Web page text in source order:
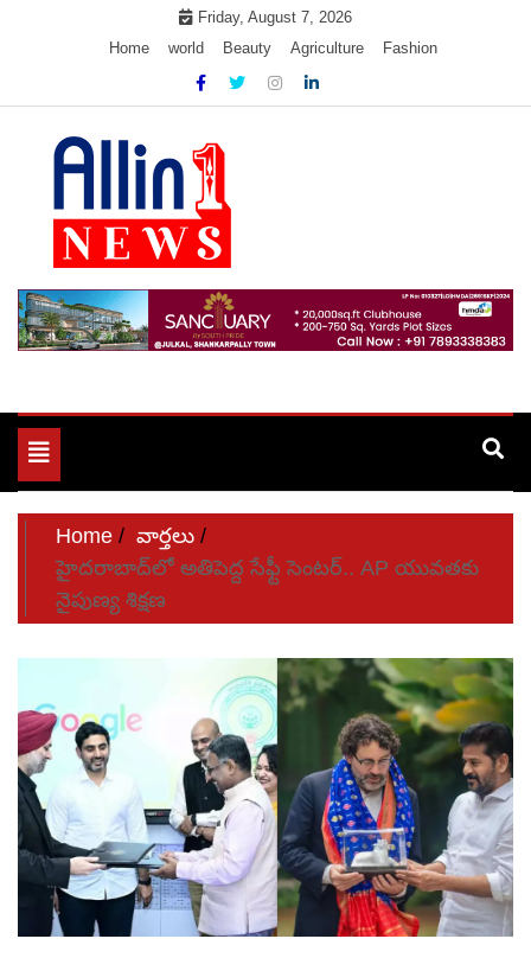
Friday, August 7, 2026
Home
world Beauty Agriculture Fashion
Allin1news
Toggle
navigation
Home
వార్తలు
హైదరాబాద్​లో అతిపెద్ద​ సేఫ్టీ సెంటర్.. AP యువతకు
నైపుణ్య శిక్షణ